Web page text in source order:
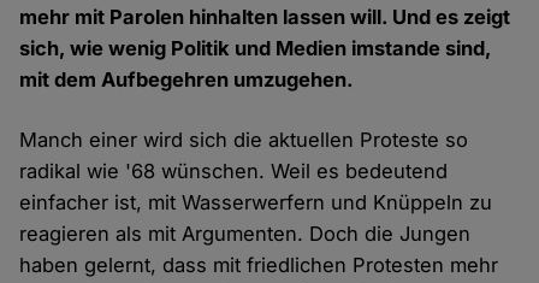
mehr mit Parolen hinhalten lassen will. Und es zeigt
sich, wie wenig Politik und Medien imstande sind,
mit dem Aufbegehren umzugehen.
Manch einer wird sich die aktuellen Proteste so
radikal wie '68 wünschen. Weil es bedeutend
einfacher ist, mit Wasserwerfern und Knüppeln zu
reagieren als mit Argumenten. Doch die Jungen
haben gelernt, dass mit friedlichen Protesten mehr